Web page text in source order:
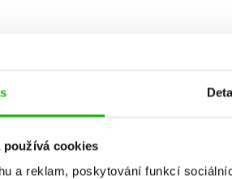
používá cookies
a reklam, poskytování funkcí
Uživatelskou recenzi mohou